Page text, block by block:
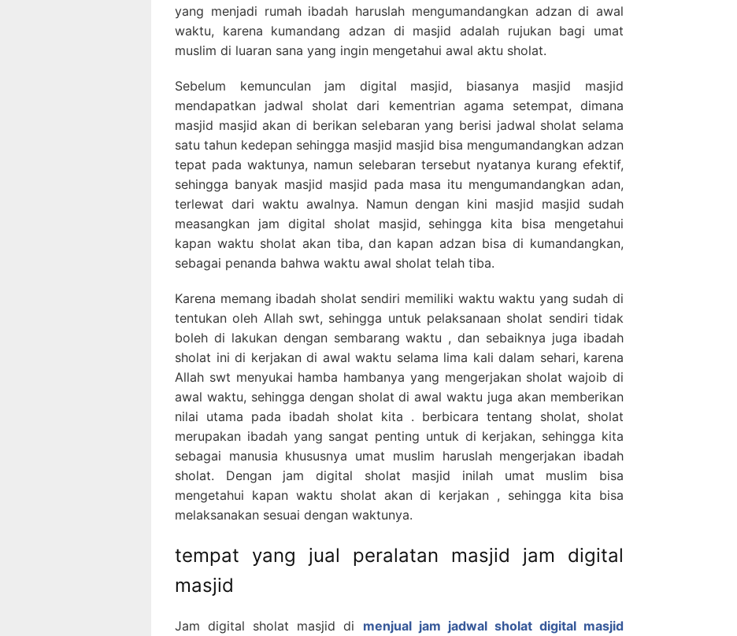
yang menjadi rumah ibadah haruslah mengumandangkan adzan di awal
waktu, karena kumandang adzan di masjid adalah rujukan bagi umat
muslim di luaran sana yang ingin mengetahui awal aktu sholat.
Sebelum kemunculan jam digital masjid, biasanya masjid masjid
mendapatkan jadwal sholat dari kementrian agama setempat, dimana
masjid masjid akan di berikan selebaran yang berisi jadwal sholat selama
satu tahun kedepan sehingga masjid masjid bisa mengumandangkan adzan
tepat pada waktunya, namun selebaran tersebut nyatanya kurang efektif,
sehingga banyak masjid masjid pada masa itu mengumandangkan adan,
terlewat dari waktu awalnya. Namun dengan kini masjid masjid sudah
measangkan jam digital sholat masjid, sehingga kita bisa mengetahui
kapan waktu sholat akan tiba, dan kapan adzan bisa di kumandangkan,
sebagai penanda bahwa waktu awal sholat telah tiba.
Karena memang ibadah sholat sendiri memiliki waktu waktu yang sudah di
tentukan oleh Allah swt, sehingga untuk pelaksanaan sholat sendiri tidak
boleh di lakukan dengan sembarang waktu , dan sebaiknya juga ibadah
sholat ini di kerjakan di awal waktu selama lima kali dalam sehari, karena
Allah swt menyukai hamba hambanya yang mengerjakan sholat wajoib di
awal waktu, sehingga dengan sholat di awal waktu juga akan memberikan
nilai utama pada ibadah sholat kita . berbicara tentang sholat, sholat
merupakan ibadah yang sangat penting untuk di kerjakan, sehingga kita
sebagai manusia khususnya umat muslim haruslah mengerjakan ibadah
sholat. Dengan jam digital sholat masjid inilah umat muslim bisa
mengetahui kapan waktu sholat akan di kerjakan , sehingga kita bisa
melaksanakan sesuai dengan waktunya.
tempat yang jual peralatan masjid jam digital
masjid
Jam digital sholat masjid di menjual jam jadwal sholat digital masjid